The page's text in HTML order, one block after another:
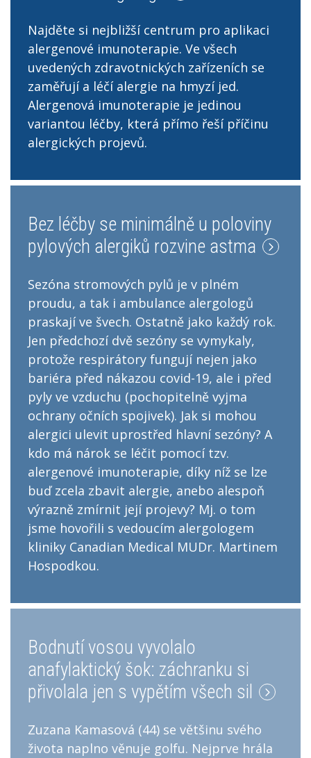
Najděte si nejbližší centrum pro aplikaci
alergenové imunoterapie. Ve všech
uvedených zdravotnických zařízeních se
zaměřují a léčí alergie na hmyzí jed.
Alergenová imunoterapie je jedinou
variantou léčby, která přímo řeší příčinu
alergických projevů.
Bez léčby se minimálně u poloviny
pylových alergiků rozvine astma
Sezóna stromových pylů je v plném
proudu, a tak i ambulance alergologů
praskají ve švech. Ostatně jako každý rok.
Jen předchozí dvě sezóny se vymykaly,
protože respirátory fungují nejen jako
bariéra před nákazou covid-19, ale i před
pyly ve vzduchu (pochopitelně vyjma
ochrany očních spojivek). Jak si mohou
alergici ulevit uprostřed hlavní sezóny? A
kdo má nárok se léčit pomocí tzv.
alergenové imunoterapie, díky níž se lze
buď zcela zbavit alergie, anebo alespoň
výrazně zmírnit její projevy? Mj. o tom
jsme hovořili s vedoucím alergologem
kliniky Canadian Medical MUDr. Martinem
Hospodkou.
Bodnutí vosou vyvolalo
anafylaktický šok: záchranku si
přivolala jen s vypětím všech sil
Zuzana Kamasová (44) se většinu svého
života naplno věnuje golfu. Nejprve hrála